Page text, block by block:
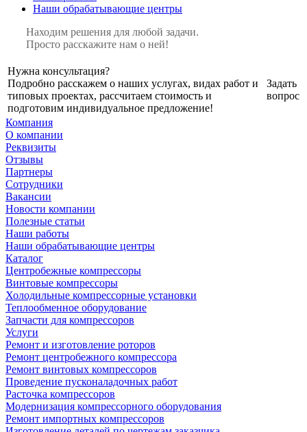
Наши обрабатывающие центры
Находим решения для любой задачи.
Просто расскажите нам о ней!
Нужна консультация?
Подробно расскажем о наших услугах, видах работ и
типовых проектах, рассчитаем стоимость и
подготовим индивидуальное предложение!
Задать
вопрос
Компания
О компании
Реквизиты
Отзывы
Партнеры
Сотрудники
Вакансии
Новости компании
Полезные статьи
Наши работы
Наши обрабатывающие центры
Каталог
Центробежные компрессоры
Винтовые компрессоры
Холодильные компрессорные установки
Теплообменное оборудование
Запчасти для компрессоров
Услуги
Ремонт и изготовление роторов
Ремонт центробежного компрессора
Ремонт винтовых компрессоров
Проведение пусконаладочных работ
Расточка компрессоров
Модернизация компрессорного оборудования
Ремонт импортных компрессоров